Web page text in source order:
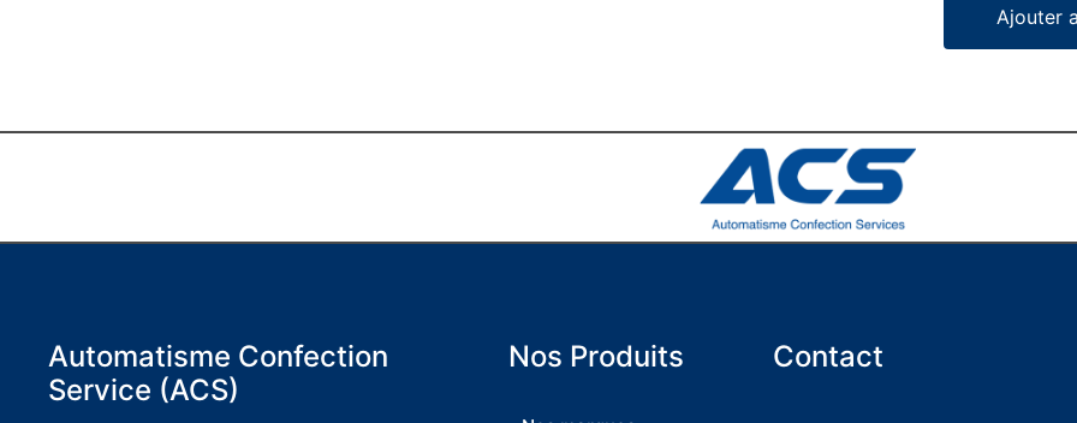
Ajouter
Automatisme Confection
Service (ACS)
Nos Produits Contact